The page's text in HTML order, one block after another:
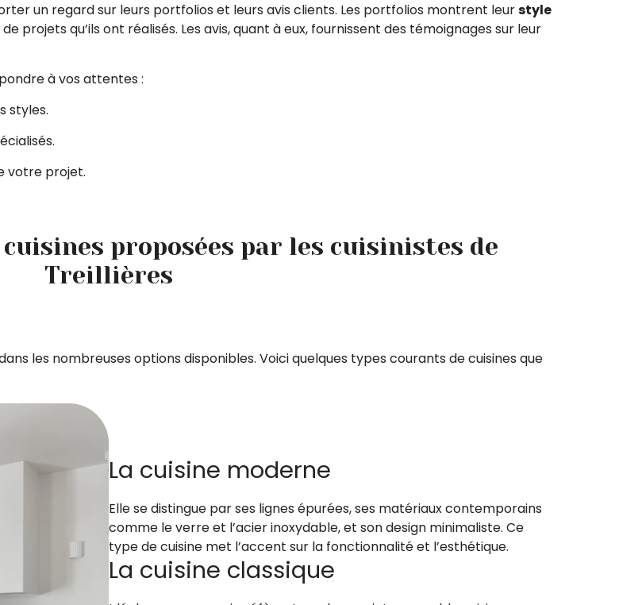
un regard sur leurs portfolios et leurs avis clients. Les portfolios montrent leurstyle
projets qu’ils ont réalisés. Les avis, quant à eux, fournissent des témoignages sur leur
à vos attentes :
styles.
votre projet.
proposées par les cuisinistes de
Treillières
les nombreuses options disponibles. Voici quelques types courants de cuisines que
La cuisine moderne
Elle se distingue par ses lignes épurées, ses matériaux contemporains
comme le verre et l’acier inoxydable, et son design minimaliste. Ce
type de cuisine met l’accent sur la fonctionnalité et l’esthétique.
La cuisine classique